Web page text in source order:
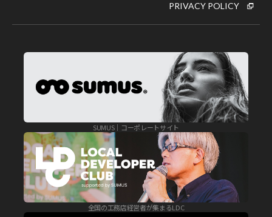
PRIVACY POLICY
SUMUS｜コーポレートサイト
全国の工務店経営者が集まるLDC